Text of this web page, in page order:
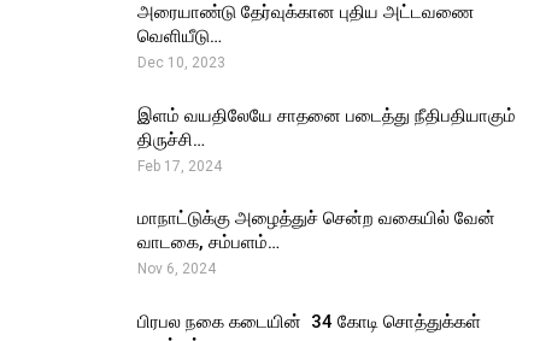
அரையாண்டு தேர்வுக்கான புதிய அட்டவணை
வெளியீடு…
Dec 10, 2023
இளம் வயதிலேயே சாதனை படைத்து நீதிபதியாகும்
திருச்சி…
Feb 17, 2024
மாநாட்டுக்கு அழைத்துச் சென்ற வகையில் வேன்
வாடகை, சம்பளம்…
Nov 6, 2024
பிரபல நகை கடையின் ₹ 34 கோடி சொத்துக்கள்